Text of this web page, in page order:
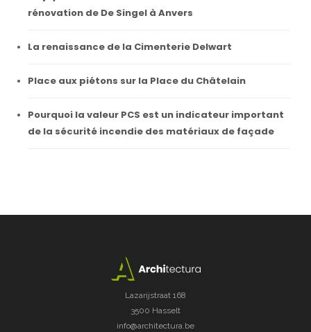
rénovation de De Singel à Anvers
La renaissance de la Cimenterie Delwart
Place aux piétons sur la Place du Châtelain
Pourquoi la valeur PCS est un indicateur important
de la sécurité incendie des matériaux de façade
Lazarijstraat 168
3500 Hasselt
info@architectura.be